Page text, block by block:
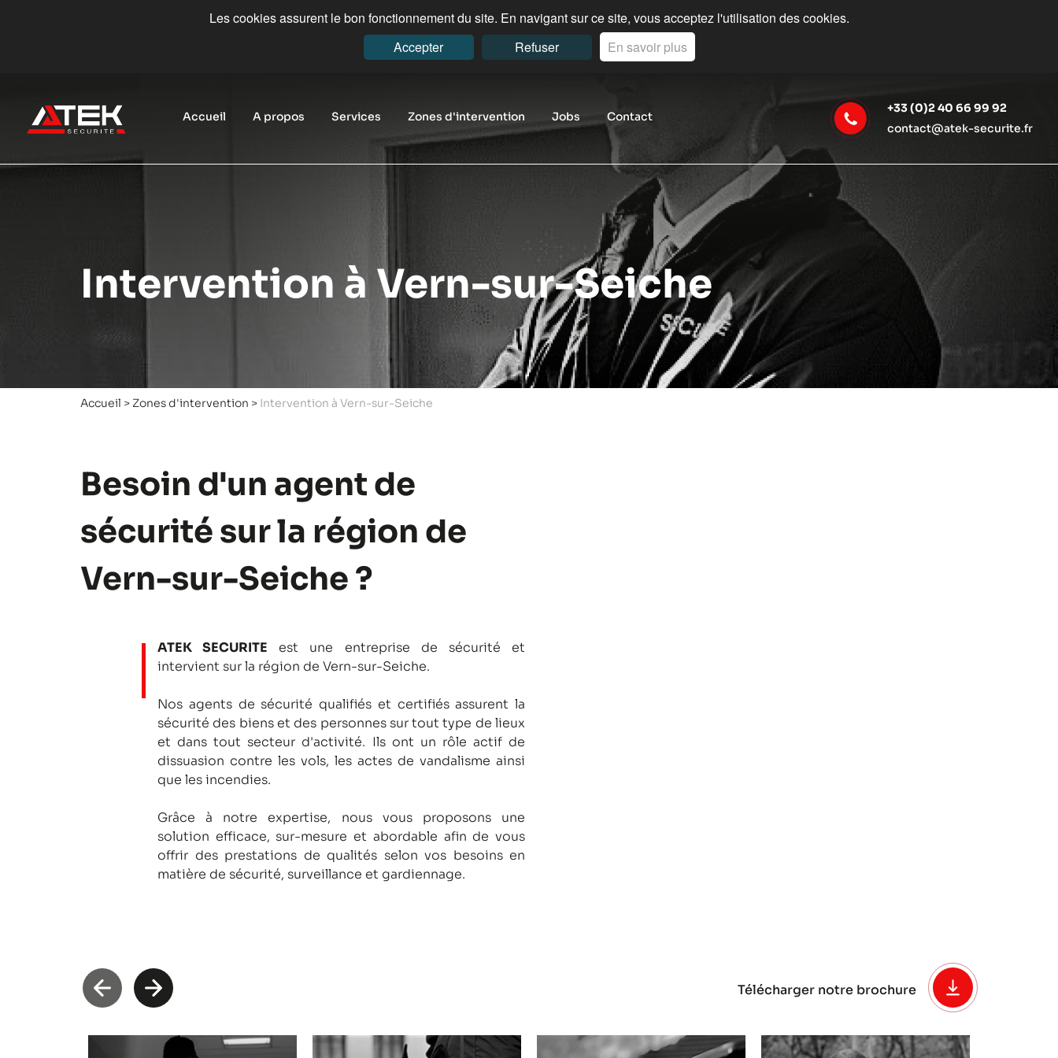
Les cookies assurent le bon fonctionnement du site. En navigant sur ce site, vous acceptez l'utilisation des cookies.
Accepter
Refuser En savoir plus
Accueil A propos Services Zones d'intervention Jobs Contact
+33 (0)2 40 66 99 92
contact@atek-securite.fr
Intervention à Vern-sur-Seiche
Accueil > Zones d'intervention > Intervention à Vern-sur-Seiche
Besoin d'un agent de
sécurité sur la région de
Vern-sur-Seiche ?
ATEK SECURITE est une entreprise de sécurité et
intervient sur la région de Vern-sur-Seiche.
Nos agents de sécurité qualifiés et certifiés assurent la
sécurité des biens et des personnes sur tout type de lieux
et dans tout secteur d'activité. Ils ont un rôle actif de
dissuasion contre les vols, les actes de vandalisme ainsi
que les incendies.
Grâce à notre expertise, nous vous proposons une
solution efficace, sur-mesure et abordable afin de vous
offrir des prestations de qualités selon vos besoins en
matière de sécurité, surveillance et gardiennage.
Télécharger notre brochure